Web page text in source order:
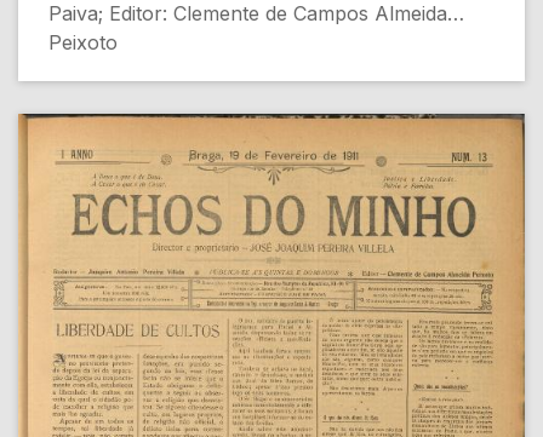
Paiva; Editor: Clemente de Campos Almeida
Peixoto
- SECÇÃO AGRICOLA (O Lavrador)
[Agricultura]
- NOTAS DE ACTUALIDADE - A politica do paiz
[Conteúdo Gerado por Inteligência Artificial,
pode conter erros]